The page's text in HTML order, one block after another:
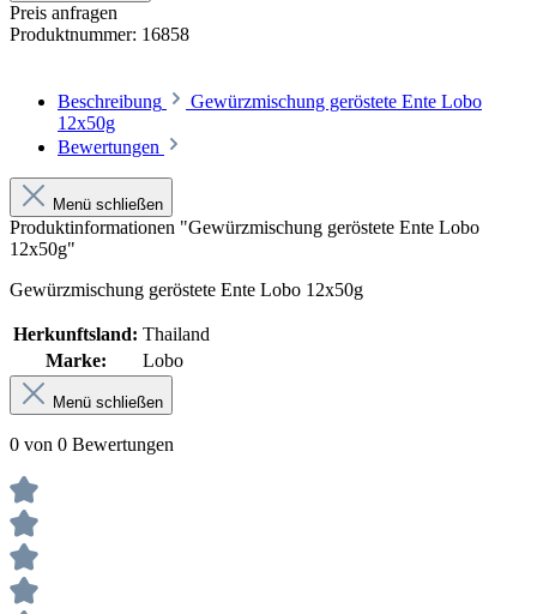
Preis anfragen
Produktnummer: 16858
Beschreibung
Gewürzmischung geröstete Ente Lobo
12x50g
Bewertungen
Menü schließen
Produktinformationen "Gewürzmischung geröstete Ente Lobo
12x50g"
Gewürzmischung geröstete Ente Lobo 12x50g
Herkunftsland: Thailand
Marke:
Lobo
Menü schließen
0 von 0 Bewertungen